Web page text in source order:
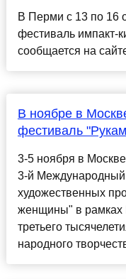
В Перми с 13 по 16
фестиваль импакт-
сообщается на
В ноябре в
фестиваль
3-5 ноября в
3-й
художественных
женщины" в
третьего
народного